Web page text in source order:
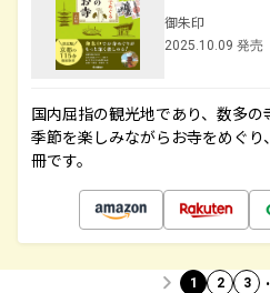
御朱印
2025.10.09 発売
国内屈指の観光地であり、数多の
季節を楽しみながらお寺をめぐ
冊です。
1 2 3